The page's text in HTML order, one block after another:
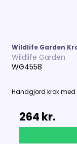
Wildlife Garden
Wildlife Garden
WG4558
Handgjord krok
264 kr.